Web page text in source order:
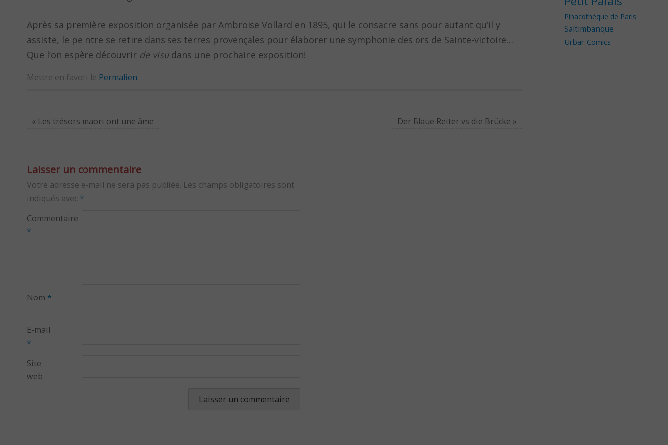
Après sa première exposition organisée par Ambroise Vollard en 1895, qui le consacre sans pour autant qu’il y
assiste, le peintre se retire dans ses terres provençales pour élaborer une symphonie des ors de Sainte-victoire…
Que l’on espère découvrir de visudans une prochaine exposition!
Mettre en favori le Permalien.
« Les trésors maori ont une âme Der Blaue Reiter vs die Brücke »
Laisser un commentaire
Votre adresse e-mail ne sera pas publiée. Les champs obligatoires sont
indiqués avec *
Commentaire
*
Nom *
E-mail
*
Site
web
Pinacothèque de Paris
Saltimbanque
Urban Comics